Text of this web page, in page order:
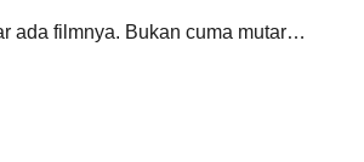
ada filmnya. Bukan cuma mutar…